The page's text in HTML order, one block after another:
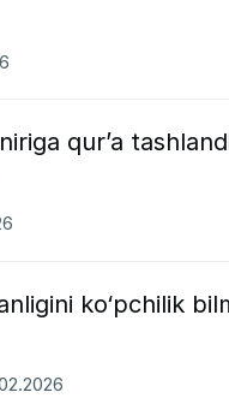
qur’a
ko‘pchilik